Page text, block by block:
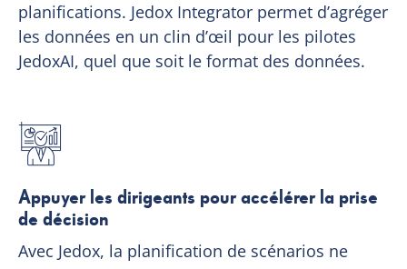
planifications. Jedox Integrator permet d’agréger
les données en un clin d’œil pour les pilotes
JedoxAI, quel que soit le format des données.
Appuyer les dirigeants pour accélérer la prise
de décision
Avec Jedox, la planification de scénarios ne